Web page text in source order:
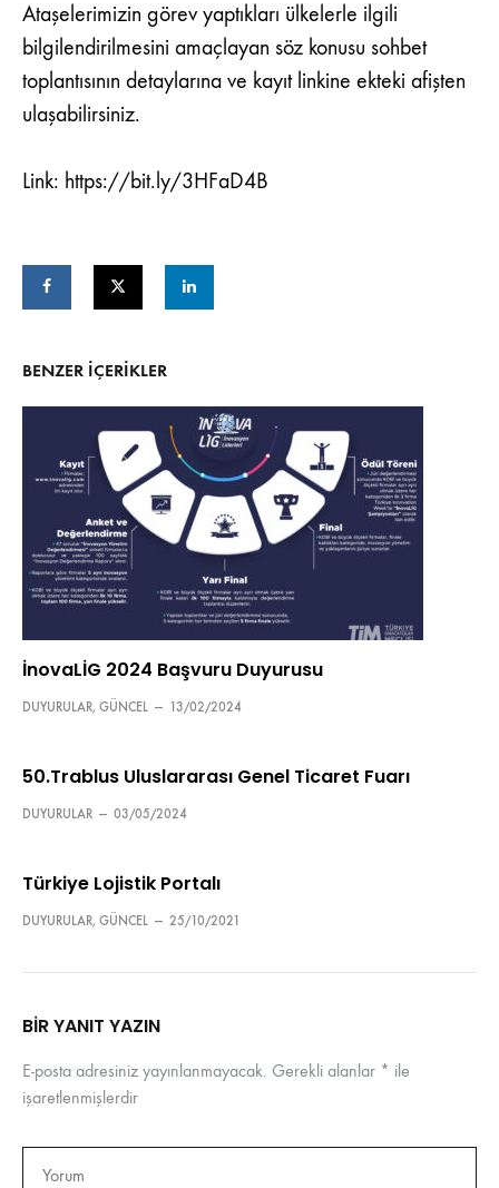
Ataşelerimizin görev yaptıkları ülkelerle ilgili
bilgilendirilmesini amaçlayan söz konusu sohbet
toplantısının detaylarına ve kayıt linkine ekteki afişten
ulaşabilirsiniz.
Link: https://bit.ly/3HFaD4B
BENZER IÇERIKLER
İnovaLİG 2024 Başvuru Duyurusu
DUYURULAR, GÜNCEL — 13/02/2024
50.Trablus Uluslararası Genel Ticaret Fuarı
DUYURULAR — 03/05/2024
Türkiye Lojistik Portalı
DUYURULAR, GÜNCEL — 25/10/2021
BIR YANIT YAZIN
E-posta adresiniz yayınlanmayacak. Gerekli alanlar * ile
işaretlenmişlerdir